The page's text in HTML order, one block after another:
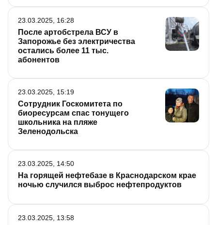
После артобстрела ВСУ в
Запорожье без электричества
остались более 11 тыс.
абонентов
23.03.2025, 16:28
Сотрудник Госкомитета по
биоресурсам спас тонущего
школьника на пляже
Зеленодольска
23.03.2025, 15:19
На горящей нефтебазе в Краснодарском крае
ночью случился выброс нефтепродуктов
23.03.2025, 14:50
23.03.2025, 13:58